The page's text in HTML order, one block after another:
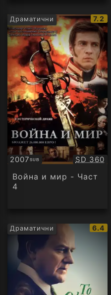
Драматични
IMDb
7.2
2007SUB
Субтитри Качество:
SD 360
Война и мир - Част
4
Драматични
IMDb
6.4